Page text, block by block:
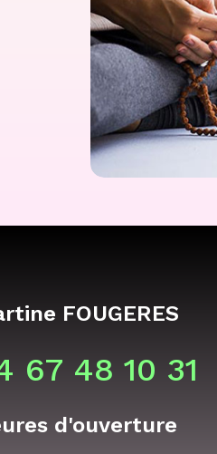
FOUGERES
67 48 10 31
d'ouverture